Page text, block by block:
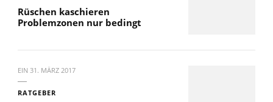
Rüschen kaschieren
Problemzonen nur bedingt
EIN 31. MÄRZ 2017
RATGEBER